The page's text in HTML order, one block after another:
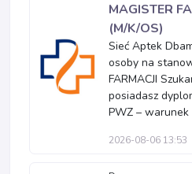
MAGISTER
(M/K/OS)
Sieć Aptek
osoby na
FARMACJI
posiadasz
PWZ – warunek
2026-08-06 13:53